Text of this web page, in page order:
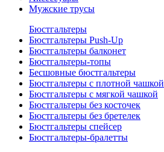
Мужские трусы
Бюстгальтеры
Бюстгальтеры Push-Up
Бюстгальтеры балконет
Бюстгальтеры-топы
Бесшовные бюстгальтеры
Бюстгальтеры с плотной чашкой
Бюстгальтеры с мягкой чашкой
Бюстгальтеры без косточек
Бюстгальтеры без бретелек
Бюстгальтеры спейсер
Бюстгальтеры-бралетты